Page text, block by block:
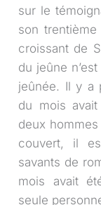
sur le
son
croissant de
du jeûne
jeûnée. Il y a
du mois
deux
couvert, il
savants de
mois avait
seule